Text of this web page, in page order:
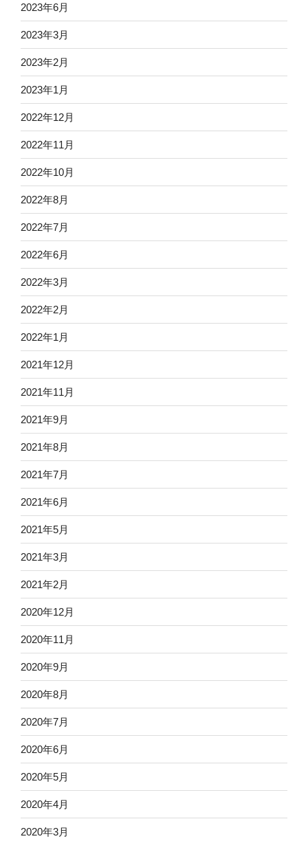
2023年6月
2023年3月
2023年2月
2023年1月
2022年12月
2022年11月
2022年10月
2022年8月
2022年7月
2022年6月
2022年3月
2022年2月
2022年1月
2021年12月
2021年11月
2021年9月
2021年8月
2021年7月
2021年6月
2021年5月
2021年3月
2021年2月
2020年12月
2020年11月
2020年9月
2020年8月
2020年7月
2020年6月
2020年5月
2020年4月
2020年3月